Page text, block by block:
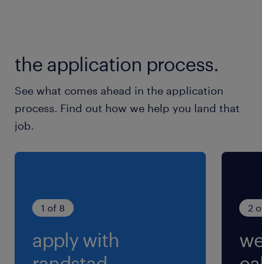
8:00-16:30（実働7時間45分・休憩45分）
休憩あり）
残業
残業はありません
the application process.
See what comes ahead in the application
process. Find out how we help you land that
job.
1 of 8
apply with
2